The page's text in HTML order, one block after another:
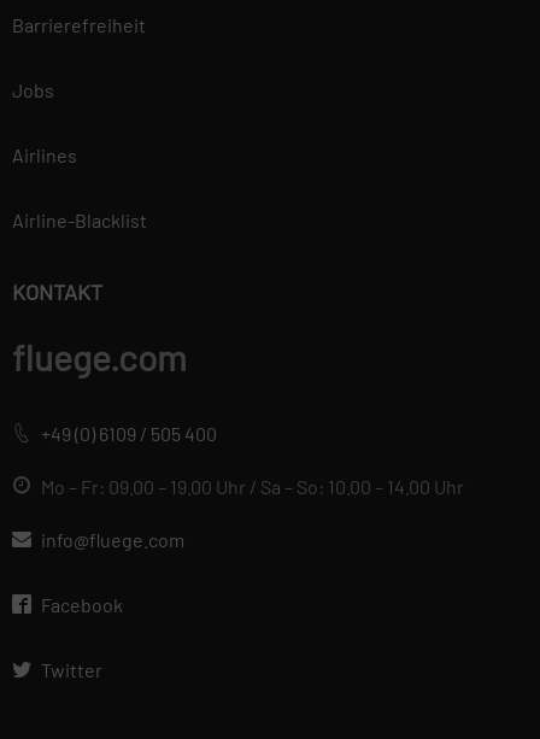
wahren und diese vor
Sicherheitsstandards an, um
personenbezogenen Daten zu
Informationen findest du in
Datenschutzerklärung.
Barrierefreiheit
Jobs
Airlines
Airline-Blacklist
KONTAKT
fluege.com
+49 (0) 6109 / 505 400
Mo – Fr: 09.00 – 19.00 Uhr / Sa – So: 10.00 – 14.00 Uhr
info@fluege.com
Facebook
Twitter